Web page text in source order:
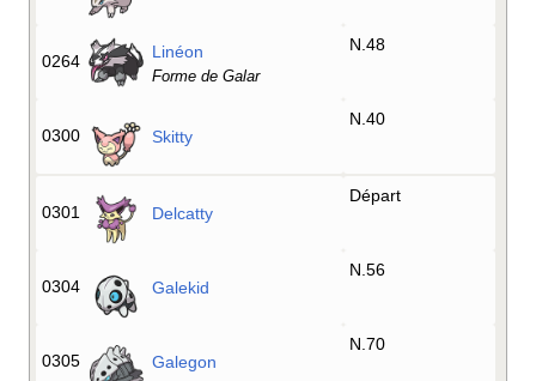
0264 Linéon
Forme de Galar
N.48
0300 Skitty
N.40
0301 Delcatty
Départ
0304 Galekid
N.56
0305 Galegon
N.70